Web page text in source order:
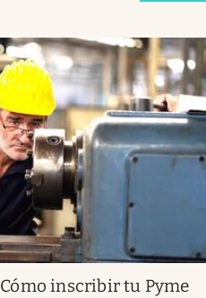
Cómo inscribir tu Pyme